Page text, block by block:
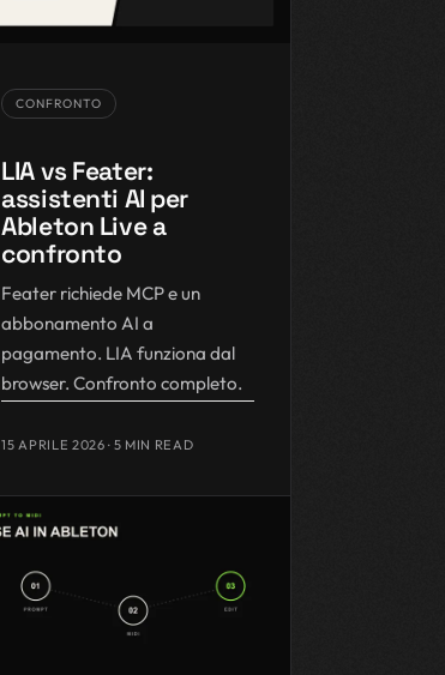
CONFRONTO
LIA vs Feater:
assistenti AI per
Ableton Live a
confronto
Feater richiede MCP e un
abbonamento AI a
pagamento. LIA funziona dal
browser. Confronto completo.
15 APRILE 2026 · 5 MIN READ